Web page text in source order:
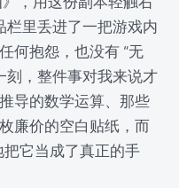
栏里丢进了一把游戏内
何抱怨，也没有 “无
刻，整件事对我来说才
导的数学运算、那些
廉价的空白贴纸，而
它当成了真正的手